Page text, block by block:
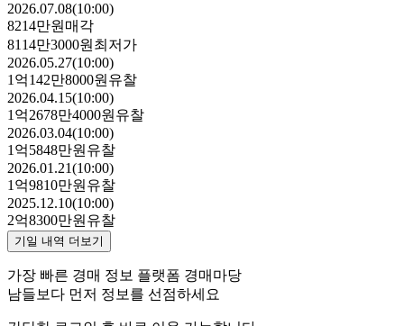
2026.07.08(10:00)
8214만원 매각
8114만3000원 최저가
2026.05.27(10:00)
1억142만8000원 유찰
2026.04.15(10:00)
1억2678만4000원 유찰
2026.03.04(10:00)
1억5848만원 유찰
2026.01.21(10:00)
1억9810만원 유찰
2025.12.10(10:00)
2억8300만원 유찰
기일 내역 더보기
가장 빠른 경매 정보 플랫폼 경매마당
남들보다 먼저 정보를 선점하세요